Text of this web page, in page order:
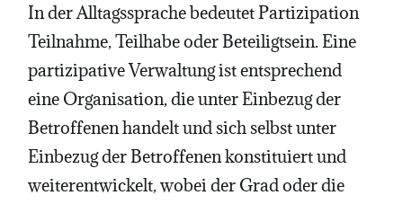
In der Alltagssprache bedeutet Partizipation
Teilnahme, Teilhabe oder Beteiligtsein. Eine
partizipative Verwaltung ist entsprechend
eine Organisation, die unter Einbezug der
Betroffenen handelt und sich selbst unter
Einbezug der Betroffenen konstituiert und
weiterentwickelt, wobei der Grad oder die